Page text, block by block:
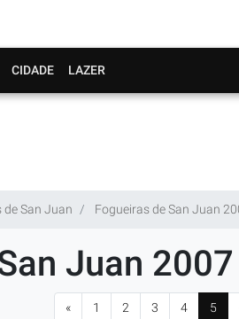
CIDADE LAZER
de San Juan Fogueiras de San Juan
Juan 2007
« 1 2 3 4 5